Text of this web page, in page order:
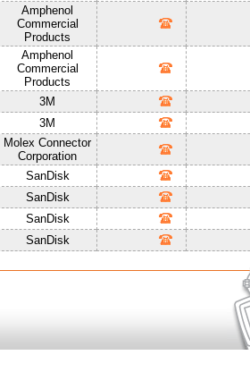
Amphenol
Commercial
Products
Amphenol
Commercial
Products
3M
3M
Molex Connector
Corporation
SanDisk
SanDisk
SanDisk
SanDisk